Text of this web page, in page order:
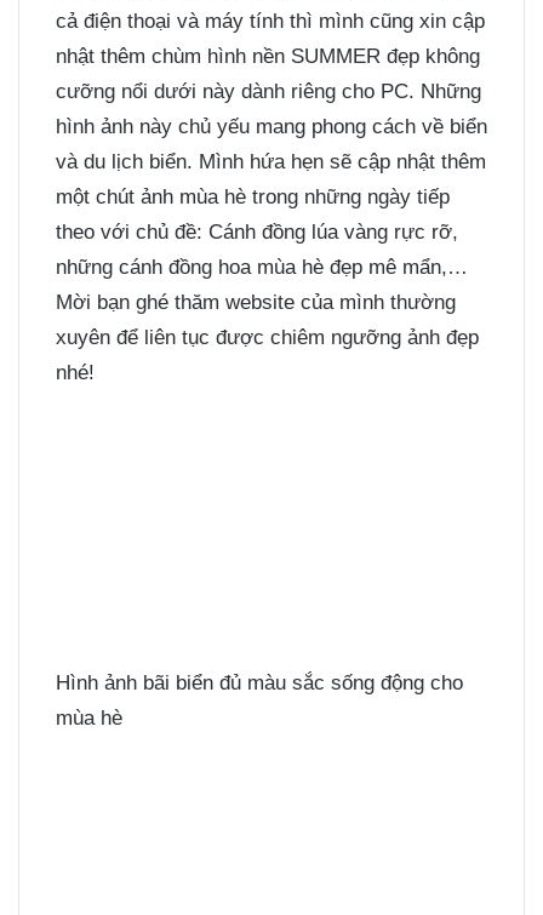
cả điện thoại và máy tính thì mình cũng xin cập
nhật thêm chùm hình nền SUMMER đẹp không
cưỡng nổi dưới này dành riêng cho PC. Những
hình ảnh này chủ yếu mang phong cách về biển
và du lịch biển. Mình hứa hẹn sẽ cập nhật thêm
một chút ảnh mùa hè trong những ngày tiếp
theo với chủ đề: Cánh đồng lúa vàng rực rỡ,
những cánh đồng hoa mùa hè đẹp mê mẩn,…
Mời bạn ghé thăm website của mình thường
xuyên để liên tục được chiêm ngưỡng ảnh đẹp
nhé!
Hình ảnh bãi biển đủ màu sắc sống động cho
mùa hè